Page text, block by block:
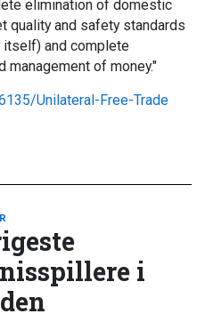
elimination of domestic
quality and safety standards
itself) and complete
management of money."
Unilateral-Free-Trade
i